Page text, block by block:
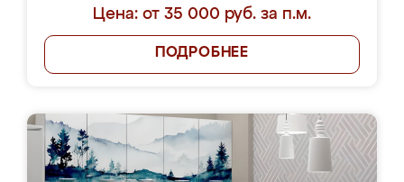
Цена: от 35 000 руб. за п.м.
ПОДРОБНЕЕ